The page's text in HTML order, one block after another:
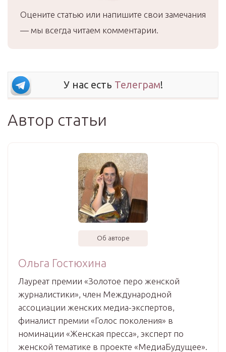
Оцените статью или напишите свои замечания
— мы всегда читаем комментарии.
У нас есть Телеграм!
Автор статьи
Об авторе
Ольга Гостюхина
Лауреат премии «Золотое перо женской
журналистики», член Международной
ассоциации женских медиа-экспертов,
финалист премии «Голос поколения» в
номинации «Женская пресса», эксперт по
женской тематике в проекте «МедиаБудущее».